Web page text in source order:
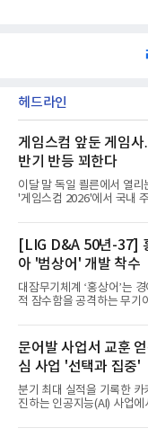
헤드라인
게임스컴 앞둔 게임
반기 반등 꾀한다
이달 말 독일 쾰른에서 열리
'게임스컴 2026'에서 국내
체별로 엇갈린 가운데 하반
성과가 실적을 좌우할 핵심
업계에 따르면 올해 상반기
표가 크게 갈렸다. 대표적으
틀그라운드'의 안정적인 성
기준 매출 2조6616억원,
대 최대 실적을 기록했다.
동기 대
[LIG D&A 50년-37]
아 '범상어' 개발 착수
대잠무기체계 ‘홍상어’는
적 잠수함을 공격하는 무기
이뤄졌다. 이후 2012년 한
의 함정에 실전 배치됐다.그
성능 검증을 위해 홍상어 시
홍상어가 목표 지점에서 입
못하고 물속에서 멈춰버리
다. 2차 품질확인 사격 시험
얻지 못했다. 완벽한 신뢰성
문어발 사업서 교훈
심 사업 '선택과 집중'
분기 최대 실적을 기록한
진하는 인공지능(AI) 사업에
라 투자에 나서는 것과 달리